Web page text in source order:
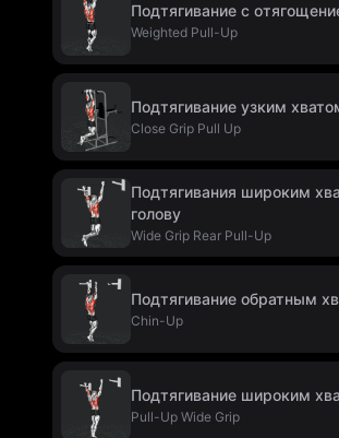
Подтягивание с
Weighted Pull-Up
Подтягивание узким
Close Grip Pull Up
Подтягивания широким
голову
Wide Grip Rear Pull-Up
Подтягивание обратным
Chin-Up
Подтягивание широким
Pull-Up Wide Grip